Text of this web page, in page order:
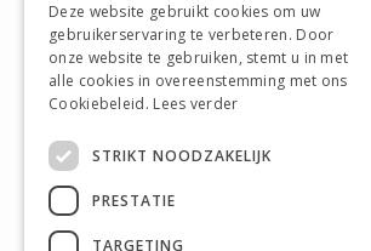
Vacatures
Wooninspiratie
Over ons
Contact
AFWIJKENDE OPENINGSTIJDEN
Afwijkende openingstijden
Deze website gebruikt cookies om uw
gebruikerservaring te verbeteren. Door
onze website te gebruiken, stemt u in met
alle cookies in overeenstemming met ons
Cookiebeleid. Lees verder
STRIKT NOODZAKELIJK
PRESTATIE
TARGETING